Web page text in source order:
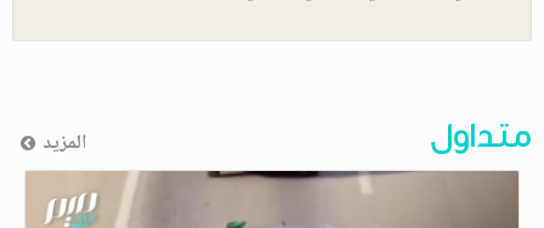
متداول المزيد